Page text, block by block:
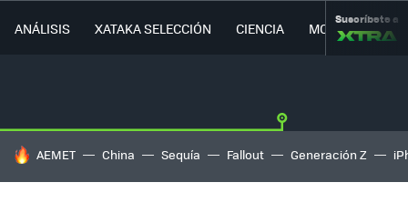
ANÁLISIS XATAKA SELECCIÓN CIENCIA MOVILIDAD
Suscríbete a
HOY SE HABLA DE
AEMET China Sequía Fallout Generación Z